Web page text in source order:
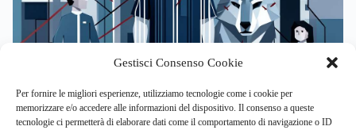
Gestisci Consenso Cookie
Per fornire le migliori esperienze, utilizziamo tecnologie come i cookie per
memorizzare e/o accedere alle informazioni del dispositivo. Il consenso a queste
tecnologie ci permetterà di elaborare dati come il comportamento di navigazione o ID
SALUTE MENTALE TRAUMI